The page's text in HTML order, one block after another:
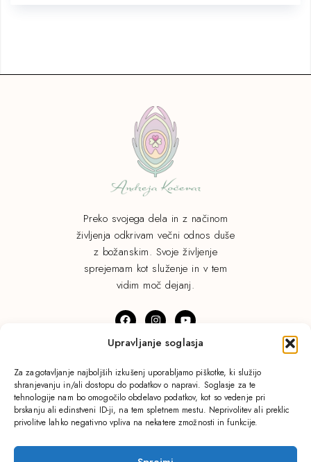
Upravljanje soglasja
Za zagotavljanje najboljših izkušenj uporabljamo piškotke, ki služijo
shranjevanju in/ali dostopu do podatkov o napravi. Soglasje za te
tehnologije nam bo omogočilo obdelavo podatkov, kot so vedenje pri
brskanju ali edinstveni ID-ji, na tem spletnem mestu. Neprivolitev ali preklic
privolitve lahko negativno vpliva na nekatere zmožnosti in funkcije.
Preko svojega dela in z načinom
življenja odkrivam večni odnos duše
z božanskim. Svoje življenje
sprejemam kot služenje in v tem
vidim moč dejanj.
Pravilnik o zasebnosti.
Domov Blog